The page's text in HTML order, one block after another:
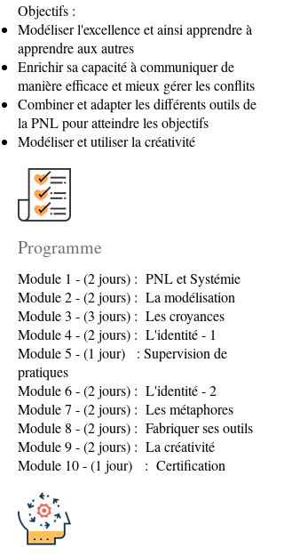
Objectifs :
Modéliser l'excellence et ainsi apprendre à
apprendre aux autres
Enrichir sa capacité à communiquer de
manière efficace et mieux gérer les conflits
Combiner et adapter les différents outils de
la PNL pour atteindre les objectifs
Modéliser et utiliser la créativité
Programme
Module 1 - (2 jours) : PNL et Systémie
Module 2 - (2 jours) : La modélisation
Module 3 - (3 jours) : Les croyances
Module 4 - (2 jours) : L'identité - 1
Module 5 - (1 jour) : Supervision de
pratiques
Module 6 - (2 jours) : L'identité - 2
Module 7 - (2 jours) : Les métaphores
Module 8 - (2 jours) : Fabriquer ses outils
Module 9 - (2 jours) : La créativité
Module 10 - (1 jour) : Certification